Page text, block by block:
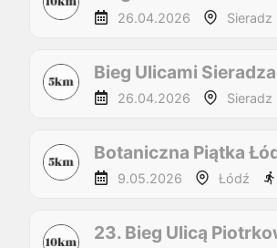
26.04.2026 Sieradz
Bieg Ulicami
26.04.2026 Sieradz
Botaniczna Piątka
9.05.2026 Łódź
23. Bieg Ulicą